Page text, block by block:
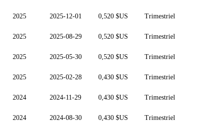
2025 2025-12-01 0,520 $US Trimestriel
2025 2025-08-29 0,520 $US Trimestriel
2025 2025-05-30 0,520 $US Trimestriel
2025 2025-02-28 0,430 $US Trimestriel
2024 2024-11-29 0,430 $US Trimestriel
2024 2024-08-30 0,430 $US Trimestriel